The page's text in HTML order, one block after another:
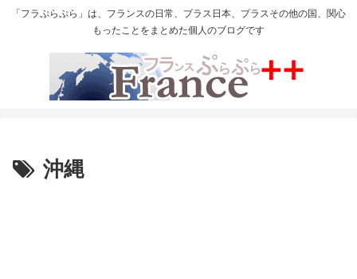
「フラぷらぷら」は、フランスの日常、プラス日本、プラスその他の国、関心
もったことをまとめた個人のブログです
沖縄